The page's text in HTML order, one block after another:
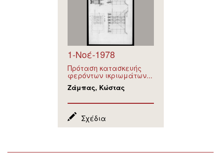
1-Νοέ-1978
Πρόταση κατασκευής
φερόντων ικριωμάτων...
Ζάμπας, Κώστας
Σχέδια